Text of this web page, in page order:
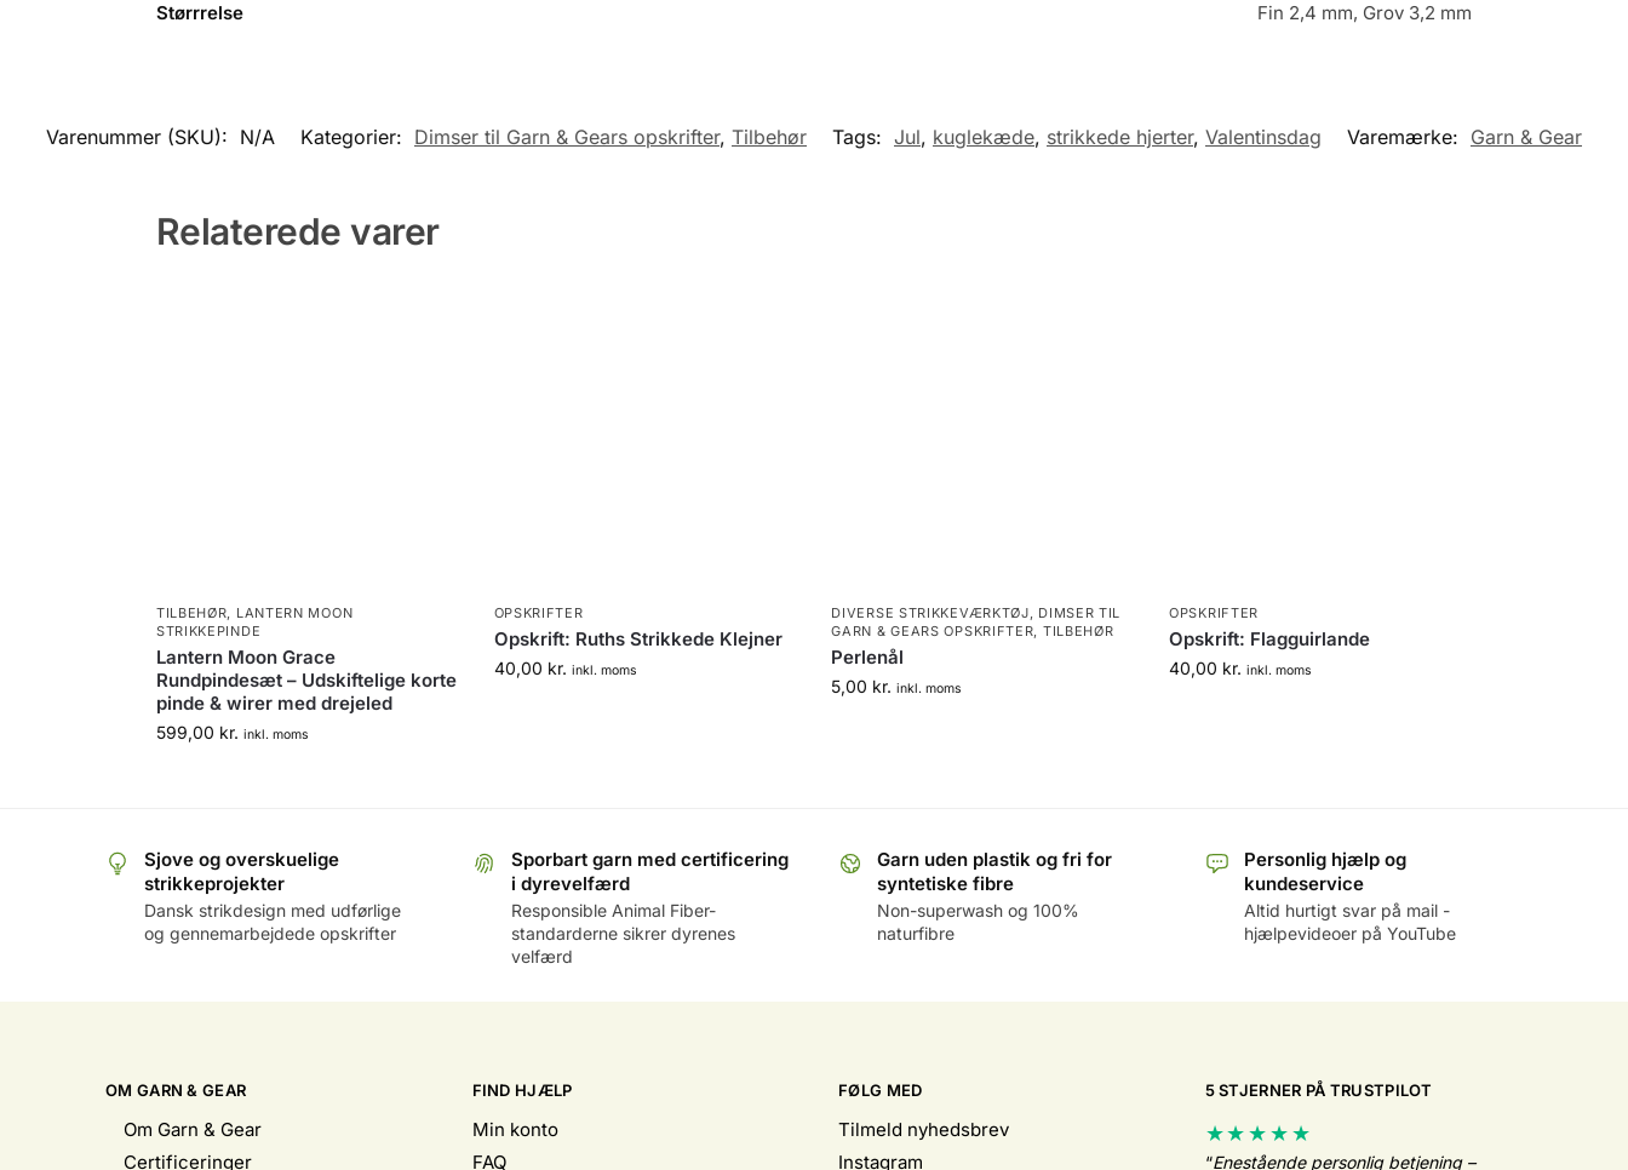
Størrrelse Fin 2,4 mm, Grov 3,2 mm
Varenummer (SKU): N/A Kategorier: Dimser til Garn & Gears opskrifter, Tilbehør Tags: Jul, kuglekæde, strikkede hjerter, Valentinsdag Varemærke: Garn & Gear
Relaterede varer
TILBEHØR, LANTERN MOON
STRIKKEPINDE
Lantern Moon Grace
Rundpindesæt – Udskiftelige korte
pinde & wirer med drejeled
599,00 kr. inkl. moms
OPSKRIFTER
Opskrift: Ruths Strikkede Klejner
40,00 kr. inkl. moms
DIVERSE STRIKKEVÆRKTØJ, DIMSER TIL
GARN & GEARS OPSKRIFTER, TILBEHØR
Perlenål
5,00 kr. inkl. moms
OPSKRIFTER
Opskrift: Flagguirlande
40,00 kr. inkl. moms
Sjove og overskuelige
strikkeprojekter
Dansk strikdesign med udførlige
og gennemarbejdede opskrifter
Sporbart garn med certificering
i dyrevelfærd
Responsible Animal Fiber-
standarderne sikrer dyrenes
velfærd
Garn uden plastik og fri for
syntetiske fibre
Non-superwash og 100%
naturfibre
Personlig hjælp og
kundeservice
Altid hurtigt svar på mail -
hjælpevideoer på YouTube
OM GARN & GEAR
Om Garn & Gear
Certificeringer
FIND HJÆLP
Min konto
FAQ
FØLG MED
Tilmeld nyhedsbrev
Instagram
5 STJERNER PÅ TRUSTPILOT
★★★★★
“Enestående personlig betjening –